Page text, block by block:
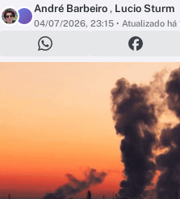
André Barbeiro , Lucio Sturm
04/07/2026, 23:15 • Atualizado há